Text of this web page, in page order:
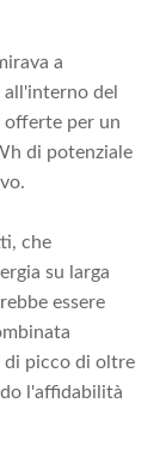
a
del
offerte per un
di potenziale
che
su larga
essere
di picco di oltre
l'affidabilità